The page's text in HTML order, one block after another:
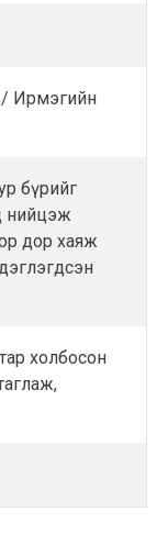
/ Ирмэгийн
бүрийг
нийцэж
дор хаяж
холбосон